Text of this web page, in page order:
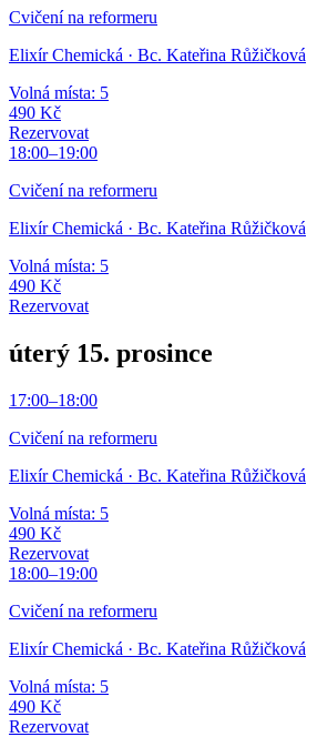
Cvičení na reformeru
Elixír Chemická · Bc. Kateřina Růžičková
Volná místa: 5
490 Kč
Rezervovat
18:00–19:00
Cvičení na reformeru
Elixír Chemická · Bc. Kateřina Růžičková
Volná místa: 5
490 Kč
Rezervovat
úterý 15. prosince
17:00–18:00
Cvičení na reformeru
Elixír Chemická · Bc. Kateřina Růžičková
Volná místa: 5
490 Kč
Rezervovat
18:00–19:00
Cvičení na reformeru
Elixír Chemická · Bc. Kateřina Růžičková
Volná místa: 5
490 Kč
Rezervovat